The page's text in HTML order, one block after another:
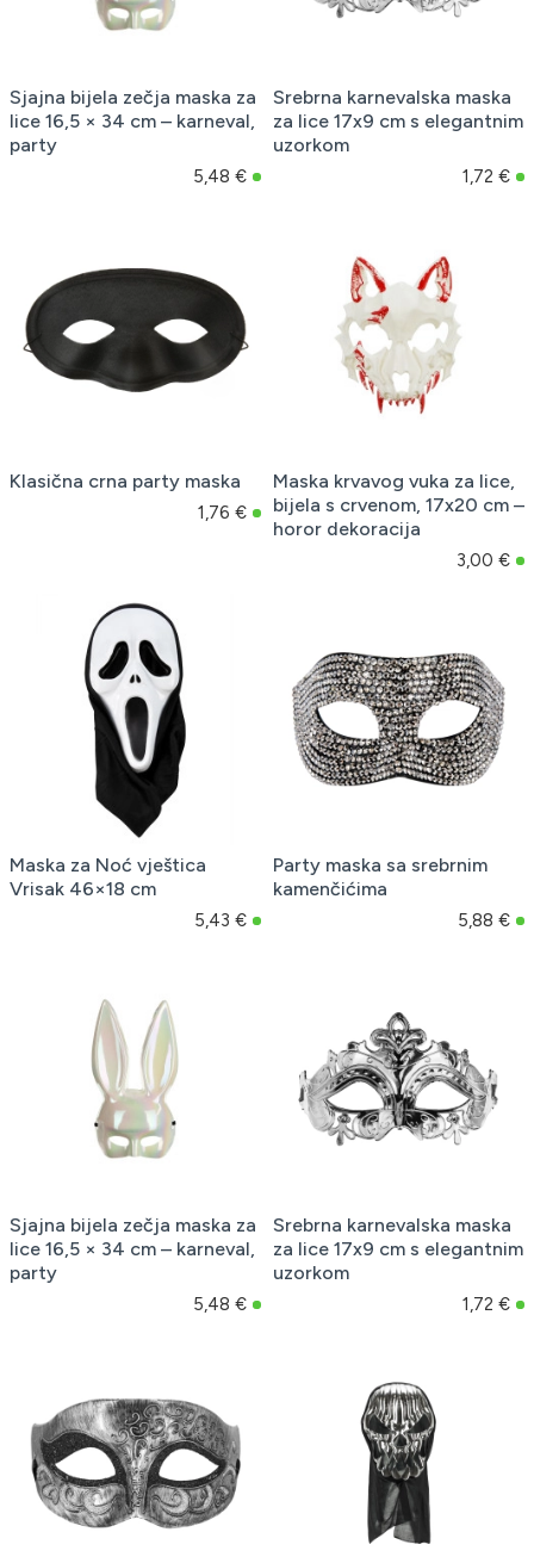
Sjajna bijela zečja maska za
lice 16,5 × 34 cm – karneval,
party
5,48 €
Srebrna karnevalska maska
za lice 17x9 cm s elegantnim
uzorkom
1,72 €
Klasična crna party maska
1,76 €
Maska krvavog vuka za lice,
bijela s crvenom, 17x20 cm –
horor dekoracija
3,00 €
Maska za Noć vještica
Vrisak 46×18 cm
5,43 €
Party maska sa srebrnim
kamenčićima
5,88 €
Sjajna bijela zečja maska za
lice 16,5 × 34 cm – karneval,
party
5,48 €
Srebrna karnevalska maska
za lice 17x9 cm s elegantnim
uzorkom
1,72 €